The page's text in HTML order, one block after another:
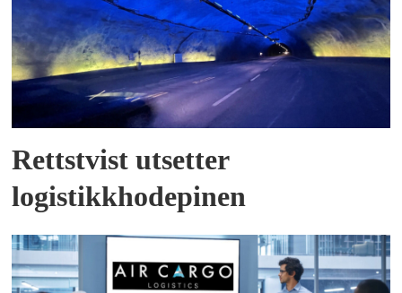
Rettstvist utsetter
logistikkhodepinen